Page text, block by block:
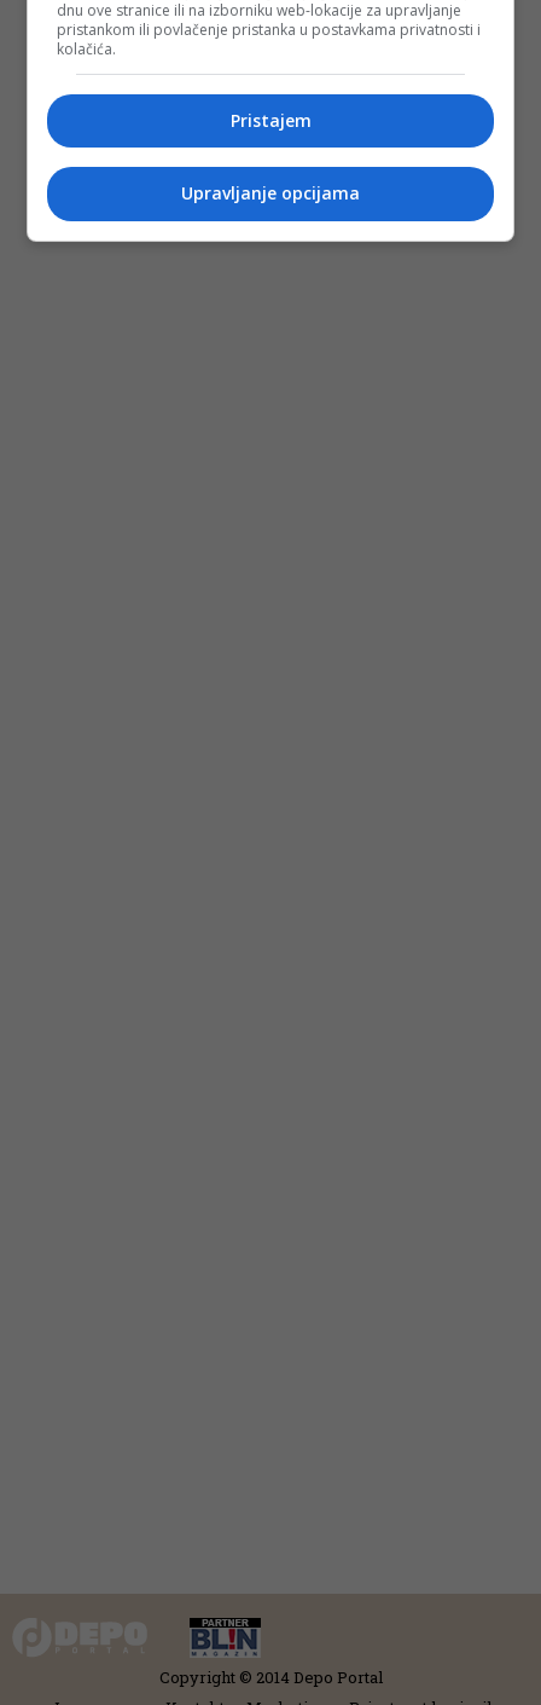
Copyright © 2014 Depo Portal
dnu ove stranice ili na izborniku web-lokacije za upravljanje
pristankom ili povlačenje pristanka u postavkama privatnosti i
kolačića.
Pristajem
Upravljanje opcijama